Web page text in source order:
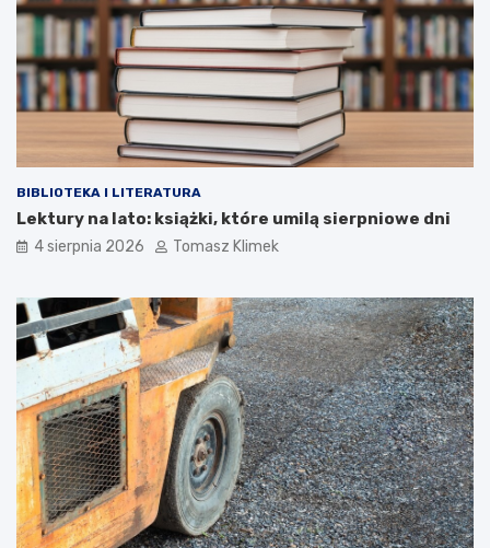
BIBLIOTEKA I LITERATURA
Lektury na lato: książki, które umilą sierpniowe dni
4 sierpnia 2026 Tomasz Klimek